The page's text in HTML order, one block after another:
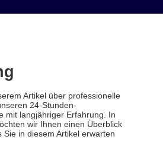
Artikel über professionelle
24-Stunden-
mit langjähriger Erfahrung. In
wir Ihnen einen Überblick
in diesem Artikel erwarten